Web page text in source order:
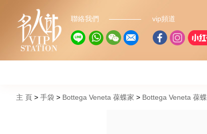
聯絡我們 vip頻道
主 頁 手袋 Bottega Veneta 葆蝶家 Bottega Veneta 葆